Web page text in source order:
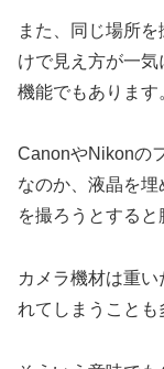
また、同じ場所
けで見え方が一
機能でもあります
CanonやNikonの
なのか、液晶を
を撮ろうとする
カメラ機材は重
れてしまうことも